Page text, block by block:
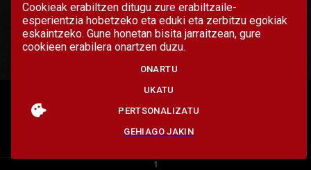
Cookieak erabiltzen ditugu zure erabiltzaile-
esperientzia hobetzeko eta eduki eta zerbitzu egokiak
eskaintzeko. Gune honetan bisita jarraitzean, gure
cookieen erabilera onartzen duzu.
ONARTU
UKATU
PERTSONALIZATU
GEHIAGO JAKIN